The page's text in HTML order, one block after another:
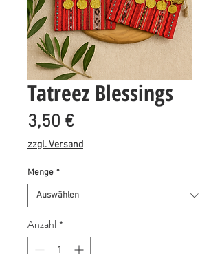
Tatreez Blessings
3,50 €Preis
zzgl. Versand
Menge *
Anzahl *